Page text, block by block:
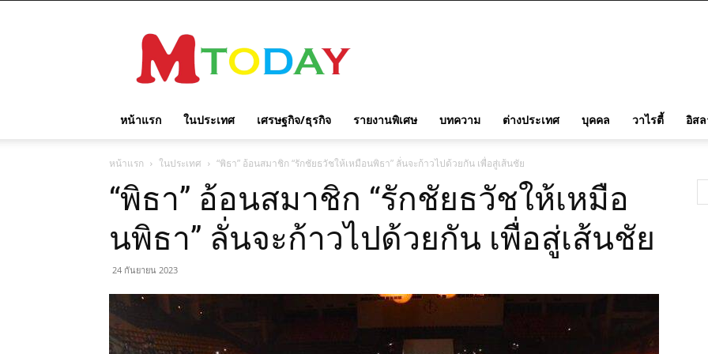
TODAY
หน้าแรก ในประเทศ เศรษฐกิจ/ธุรกิจ รายงานพิเศษ บทความ ต่างประเทศ บุคคล วาไรตี้ อิส
หน้าแรก ในประเทศ “พิธา” อ้อนสมาชิก “รักชัยธวัชให้เหมือนพิธา” ลั่นจะก้าวไปด้วยกัน เพื่อสู่เส้นชัย
“พิธา” อ้อนสมาชิก “รักชัยธวัชให้เหมือ
นพิธา” ลั่นจะก้าวไปด้วยกัน เพื่อสู่เส้นชัย
24 กันยายน 2023